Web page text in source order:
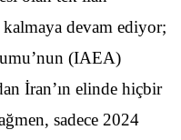
devam ediyor;
(IAEA)
İran’ın elinde hiçbir
sadece 2024